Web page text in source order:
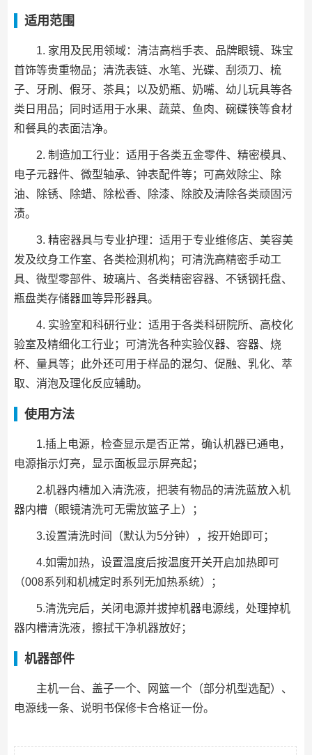
适用范围
1. 家用及民用领域：清洁高档手表、品牌眼镜、珠宝
首饰等贵重物品；清洗表链、水笔、光碟、刮须刀、梳
子、牙刷、假牙、茶具；以及奶瓶、奶嘴、幼儿玩具等各
类日用品；同时适用于水果、蔬菜、鱼肉、碗碟筷等食材
和餐具的表面洁净。
2. 制造加工行业：适用于各类五金零件、精密模具、
电子元器件、微型轴承、钟表配件等；可高效除尘、除
油、除锈、除蜡、除松香、除漆、除胶及清除各类顽固污
渍。
3. 精密器具与专业护理：适用于专业维修店、美容美
发及纹身工作室、各类检测机构；可清洗高精密手动工
具、微型零部件、玻璃片、各类精密容器、不锈钢托盘、
瓶盘类存储器皿等异形器具。
4. 实验室和科研行业：适用于各类科研院所、高校化
验室及精细化工行业；可清洗各种实验仪器、容器、烧
杯、量具等；此外还可用于样品的混匀、促融、乳化、萃
取、消泡及理化反应辅助。
使用方法
1.插上电源，检查显示是否正常，确认机器已通电，
电源指示灯亮，显示面板显示屏亮起；
2.机器内槽加入清洗液，把装有物品的清洗蓝放入机
器内槽（眼镜清洗可无需放篮子上）；
3.设置清洗时间（默认为5分钟），按开始即可；
4.如需加热，设置温度后按温度开关开启加热即可
（008系列和机械定时系列无加热系统）；
5.清洗完后，关闭电源并拔掉机器电源线，处理掉机
器内槽清洗液，擦拭干净机器放好；
机器部件
主机一台、盖子一个、网篮一个（部分机型选配）、
电源线一条、说明书保修卡合格证一份。